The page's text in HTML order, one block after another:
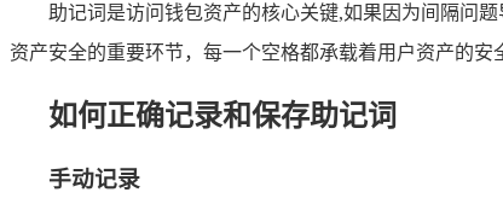
助记词是访问钱包资产的核心关键,如果因为间隔问
资产安全的重要环节，每一个空格都承载着用户资产的安
如何正确记录和保存助记词
手动记录